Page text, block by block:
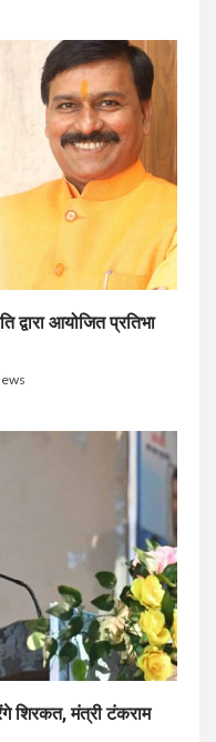
द्वारा आयोजित प्रतिभा
मंत्री टंकराम